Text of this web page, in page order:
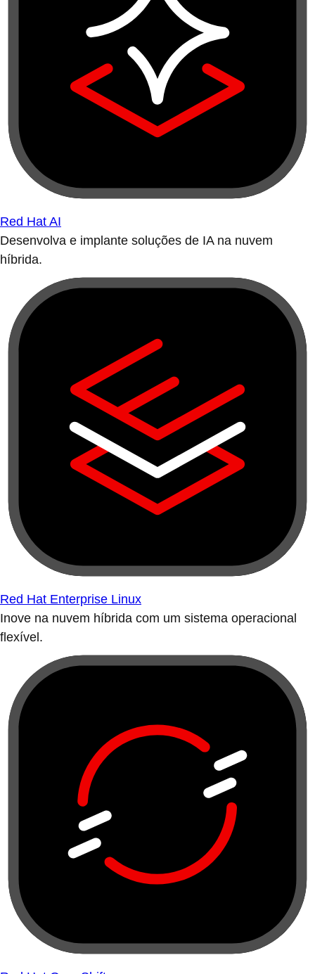
Red Hat AI
Desenvolva e implante soluções de IA na nuvem
híbrida.
Red Hat Enterprise Linux
Inove na nuvem híbrida com um sistema operacional
flexível.